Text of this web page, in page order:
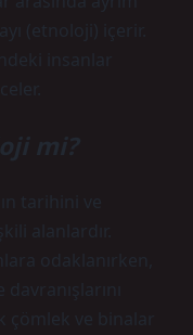
(etnoloji) içerir.
insanlar
mi?
tarihini ve
alanlardır.
odaklanırken,
çömlek ve binalar